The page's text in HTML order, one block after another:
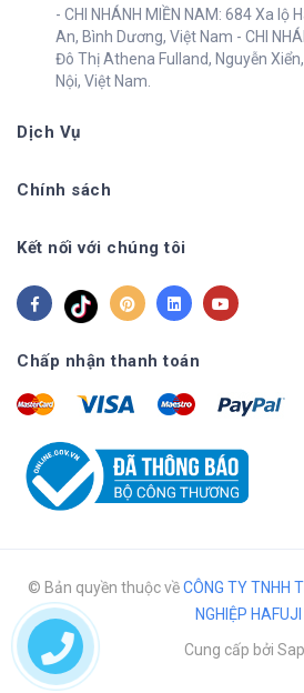
- CHI NHÁNH MIỀN NAM: 684 Xa lộ
An, Bình Dương, Việt Nam - CHI
Đô Thị Athena Fulland, Nguyễn
Nội, Việt Nam.
Dịch Vụ
Chính sách
Kết nối với chúng tôi
Chấp nhận thanh toán
© Bản quyền thuộc vềCÔNG TY TNHH
NGHIỆP HAFUJI
Cung cấp bởi